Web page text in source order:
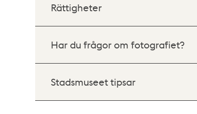
Rättigheter
Har du frågor om fotografiet?
Stadsmuseet tipsar